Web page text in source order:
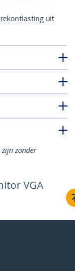
uit
zonder
VGA